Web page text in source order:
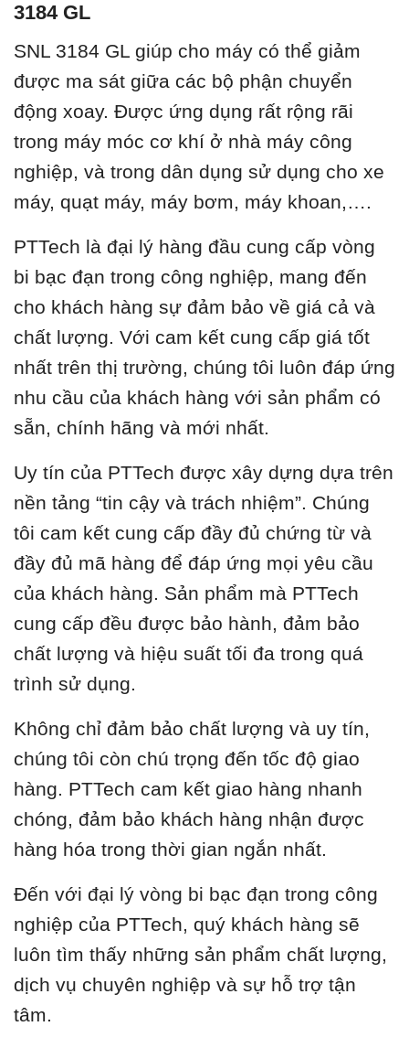
3184 GL
SNL 3184 GL giúp cho máy có thể giảm
được ma sát giữa các bộ phận chuyển
động xoay. Được ứng dụng rất rộng rãi
trong máy móc cơ khí ở nhà máy công
nghiệp, và trong dân dụng sử dụng cho xe
máy, quạt máy, máy bơm, máy khoan,….
PTTech là đại lý hàng đầu cung cấp vòng
bi bạc đạn trong công nghiệp, mang đến
cho khách hàng sự đảm bảo về giá cả và
chất lượng. Với cam kết cung cấp giá tốt
nhất trên thị trường, chúng tôi luôn đáp ứng
nhu cầu của khách hàng với sản phẩm có
sẵn, chính hãng và mới nhất.
Uy tín của PTTech được xây dựng dựa trên
nền tảng “tin cậy và trách nhiệm”. Chúng
tôi cam kết cung cấp đầy đủ chứng từ và
đầy đủ mã hàng để đáp ứng mọi yêu cầu
của khách hàng. Sản phẩm mà PTTech
cung cấp đều được bảo hành, đảm bảo
chất lượng và hiệu suất tối đa trong quá
trình sử dụng.
Không chỉ đảm bảo chất lượng và uy tín,
chúng tôi còn chú trọng đến tốc độ giao
hàng. PTTech cam kết giao hàng nhanh
chóng, đảm bảo khách hàng nhận được
hàng hóa trong thời gian ngắn nhất.
Đến với đại lý vòng bi bạc đạn trong công
nghiệp của PTTech, quý khách hàng sẽ
luôn tìm thấy những sản phẩm chất lượng,
dịch vụ chuyên nghiệp và sự hỗ trợ tận
tâm.